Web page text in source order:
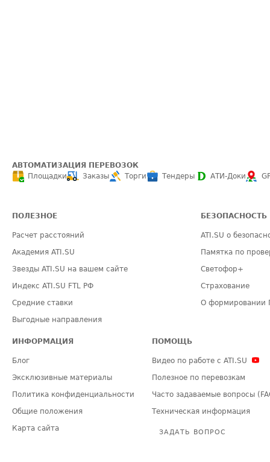
АВТОМАТИЗАЦИЯ ПЕРЕВОЗОК
Площадки
Заказы Торги Тендеры АТИ-Доки
ПОЛЕЗНОЕ
Расчет расстояний
Академия ATI.SU
Звезды ATI.SU на вашем сайте
Индекс ATI.SU FTL РФ
Средние ставки
Выгодные направления
БЕЗОПАСНОСТЬ
ATI.SU о
Памятка по
Светофор+
Страхование
О формировании
ИНФОРМАЦИЯ
Блог
Эксклюзивные материалы
Политика конфиденциальности
Общие положения
Карта сайта
ПОМОЩЬ
Видео по работе с ATI.SU
Полезное по перевозкам
Часто задаваемые вопросы
Техническая информация
ЗАДАТЬ ВОПРОС